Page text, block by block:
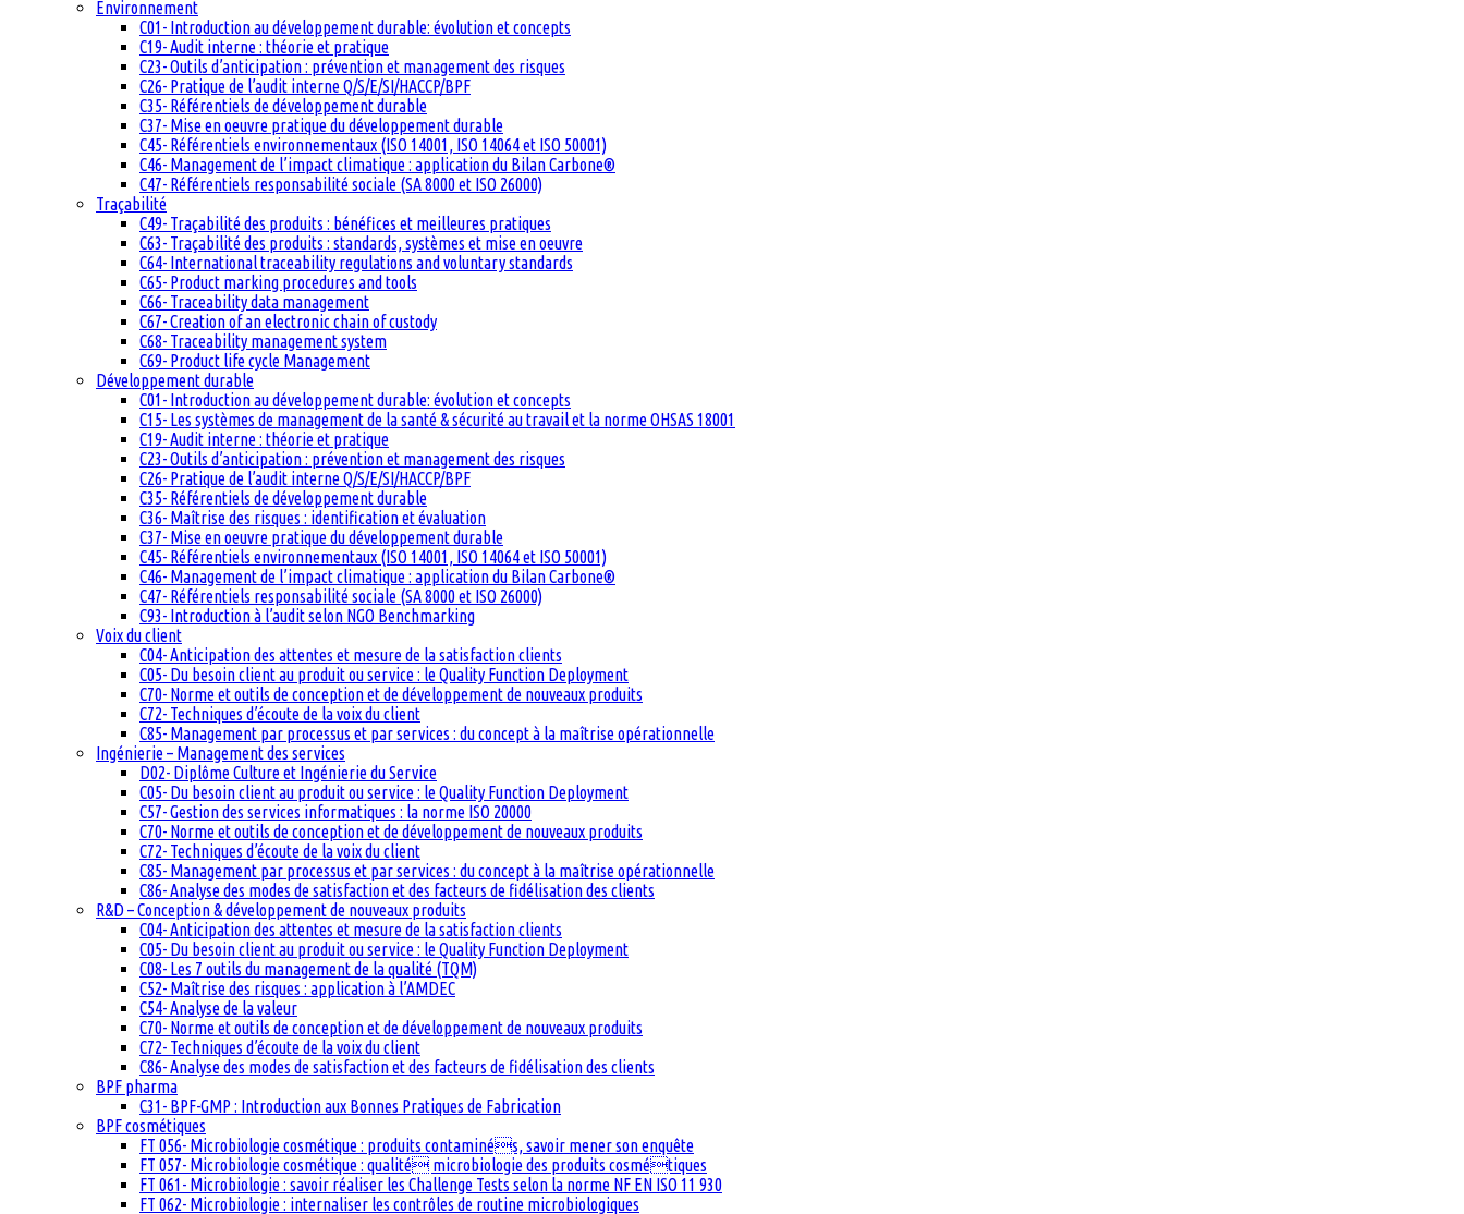
Environnement
C01- Introduction au développement durable: évolution et concepts
C19- Audit interne : théorie et pratique
C23- Outils d’anticipation : prévention et management des risques
C26- Pratique de l’audit interne Q/S/E/SI/HACCP/BPF
C35- Référentiels de développement durable
C37- Mise en oeuvre pratique du développement durable
C45- Référentiels environnementaux (ISO 14001, ISO 14064 et ISO 50001)
C46- Management de l’impact climatique : application du Bilan Carbone®
C47- Référentiels responsabilité sociale (SA 8000 et ISO 26000)
Traçabilité
C49- Traçabilité des produits : bénéfices et meilleures pratiques
C63- Traçabilité des produits : standards, systèmes et mise en oeuvre
C64- International traceability regulations and voluntary standards
C65- Product marking procedures and tools
C66- Traceability data management
C67- Creation of an electronic chain of custody
C68- Traceability management system
C69- Product life cycle Management
Développement durable
C01- Introduction au développement durable: évolution et concepts
C15- Les systèmes de management de la santé & sécurité au travail et la norme OHSAS 18001
C19- Audit interne : théorie et pratique
C23- Outils d’anticipation : prévention et management des risques
C26- Pratique de l’audit interne Q/S/E/SI/HACCP/BPF
C35- Référentiels de développement durable
C36- Maîtrise des risques : identification et évaluation
C37- Mise en oeuvre pratique du développement durable
C45- Référentiels environnementaux (ISO 14001, ISO 14064 et ISO 50001)
C46- Management de l’impact climatique : application du Bilan Carbone®
C47- Référentiels responsabilité sociale (SA 8000 et ISO 26000)
C93- Introduction à l’audit selon NGO Benchmarking
Voix du client
C04- Anticipation des attentes et mesure de la satisfaction clients
C05- Du besoin client au produit ou service : le Quality Function Deployment
C70- Norme et outils de conception et de développement de nouveaux produits
C72- Techniques d’écoute de la voix du client
C85- Management par processus et par services : du concept à la maîtrise opérationnelle
Ingénierie – Management des services
D02- Diplôme Culture et Ingénierie du Service
C05- Du besoin client au produit ou service : le Quality Function Deployment
C57- Gestion des services informatiques : la norme ISO 20000
C70- Norme et outils de conception et de développement de nouveaux produits
C72- Techniques d’écoute de la voix du client
C85- Management par processus et par services : du concept à la maîtrise opérationnelle
C86- Analyse des modes de satisfaction et des facteurs de fidélisation des clients
R&D – Conception & développement de nouveaux produits
C04- Anticipation des attentes et mesure de la satisfaction clients
C05- Du besoin client au produit ou service : le Quality Function Deployment
C08- Les 7 outils du management de la qualité (TQM)
C52- Maîtrise des risques : application à l’AMDEC
C54- Analyse de la valeur
C70- Norme et outils de conception et de développement de nouveaux produits
C72- Techniques d’écoute de la voix du client
C86- Analyse des modes de satisfaction et des facteurs de fidélisation des clients
BPF pharma
C31- BPF-GMP : Introduction aux Bonnes Pratiques de Fabrication
BPF cosmétiques
FT 056- Microbiologie cosmétique : produits contaminés, savoir mener son enquête
FT 057- Microbiologie cosmétique : qualité microbiologie des produits cosmétiques
FT 061- Microbiologie : savoir réaliser les Challenge Tests selon la norme NF EN ISO 11 930
FT 062- Microbiologie : internaliser les contrôles de routine microbiologiques